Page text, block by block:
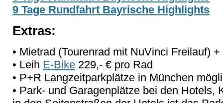
9 Tage Rundfahrt Bayrische Highlights
Extras:
• Mietrad (Tourenrad mit NuVinci Freilauf)
• Leih E-Bike 229,- € pro Rad
• P+R Langzeitparkplätze in München
• Park- und Garagenplätze bei den Hotels,